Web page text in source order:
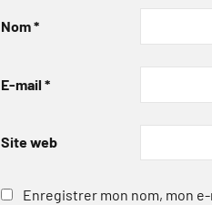
Nom*
E-mail *
Site web
Enregistrer mon nom, mon